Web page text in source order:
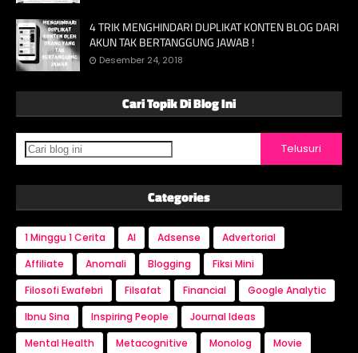
4 TRIK MENGHINDARI DUPLIKAT KONTEN BLOG DARI
AKUN TAK BERTANGGUNG JAWAB !
Desember 24, 2018
Cari Topik Di Blog Ini
Categories
1 Minggu 1 Cerita AI Adsense
Advertorial
Affiliate
Anomali Blogging
Fiksi Mini
Filosofi Ewafebri
Filsafat Financial
Google Analytic
Ibnu Sina
Inspiring People
Journal Ideas
Mental Health
Metacognitive Monolog
Movie